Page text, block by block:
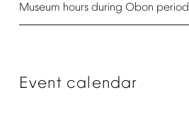
Museum hours during Obon period
Event calendar